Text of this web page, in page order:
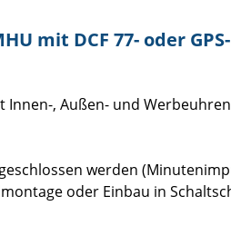
mit DCF 77- oder
Innen-, Außen- und
werden
oder Einbau in